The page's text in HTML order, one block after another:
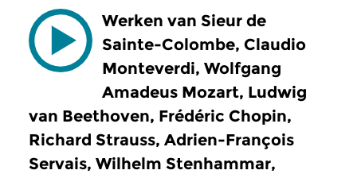
Werken van Sieur de
Sainte-Colombe, Claudio
Monteverdi, Wolfgang
Amadeus Mozart, Ludwig
van Beethoven, Frédéric Chopin,
Richard Strauss, Adrien-François
Servais, Wilhelm Stenhammar,